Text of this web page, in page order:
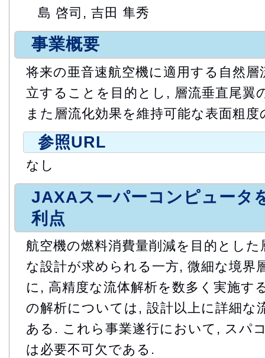
島 啓司, 吉田 隼秀
事業概要
将来の亜音速航空機に適用する自然
立することを目的とし, 層流垂直尾翼
また層流化効果を維持可能な表面粗
参照URL
なし
JAXAスーパーコンピュータ
利点
航空機の燃料消費量削減を目的とし
な設計が求められる一方, 微細な境界
に, 高精度な流体解析を数多く実施す
の解析については, 設計以上に詳細な
ある. これら事業遂行において, スパ
は必要不可欠である.